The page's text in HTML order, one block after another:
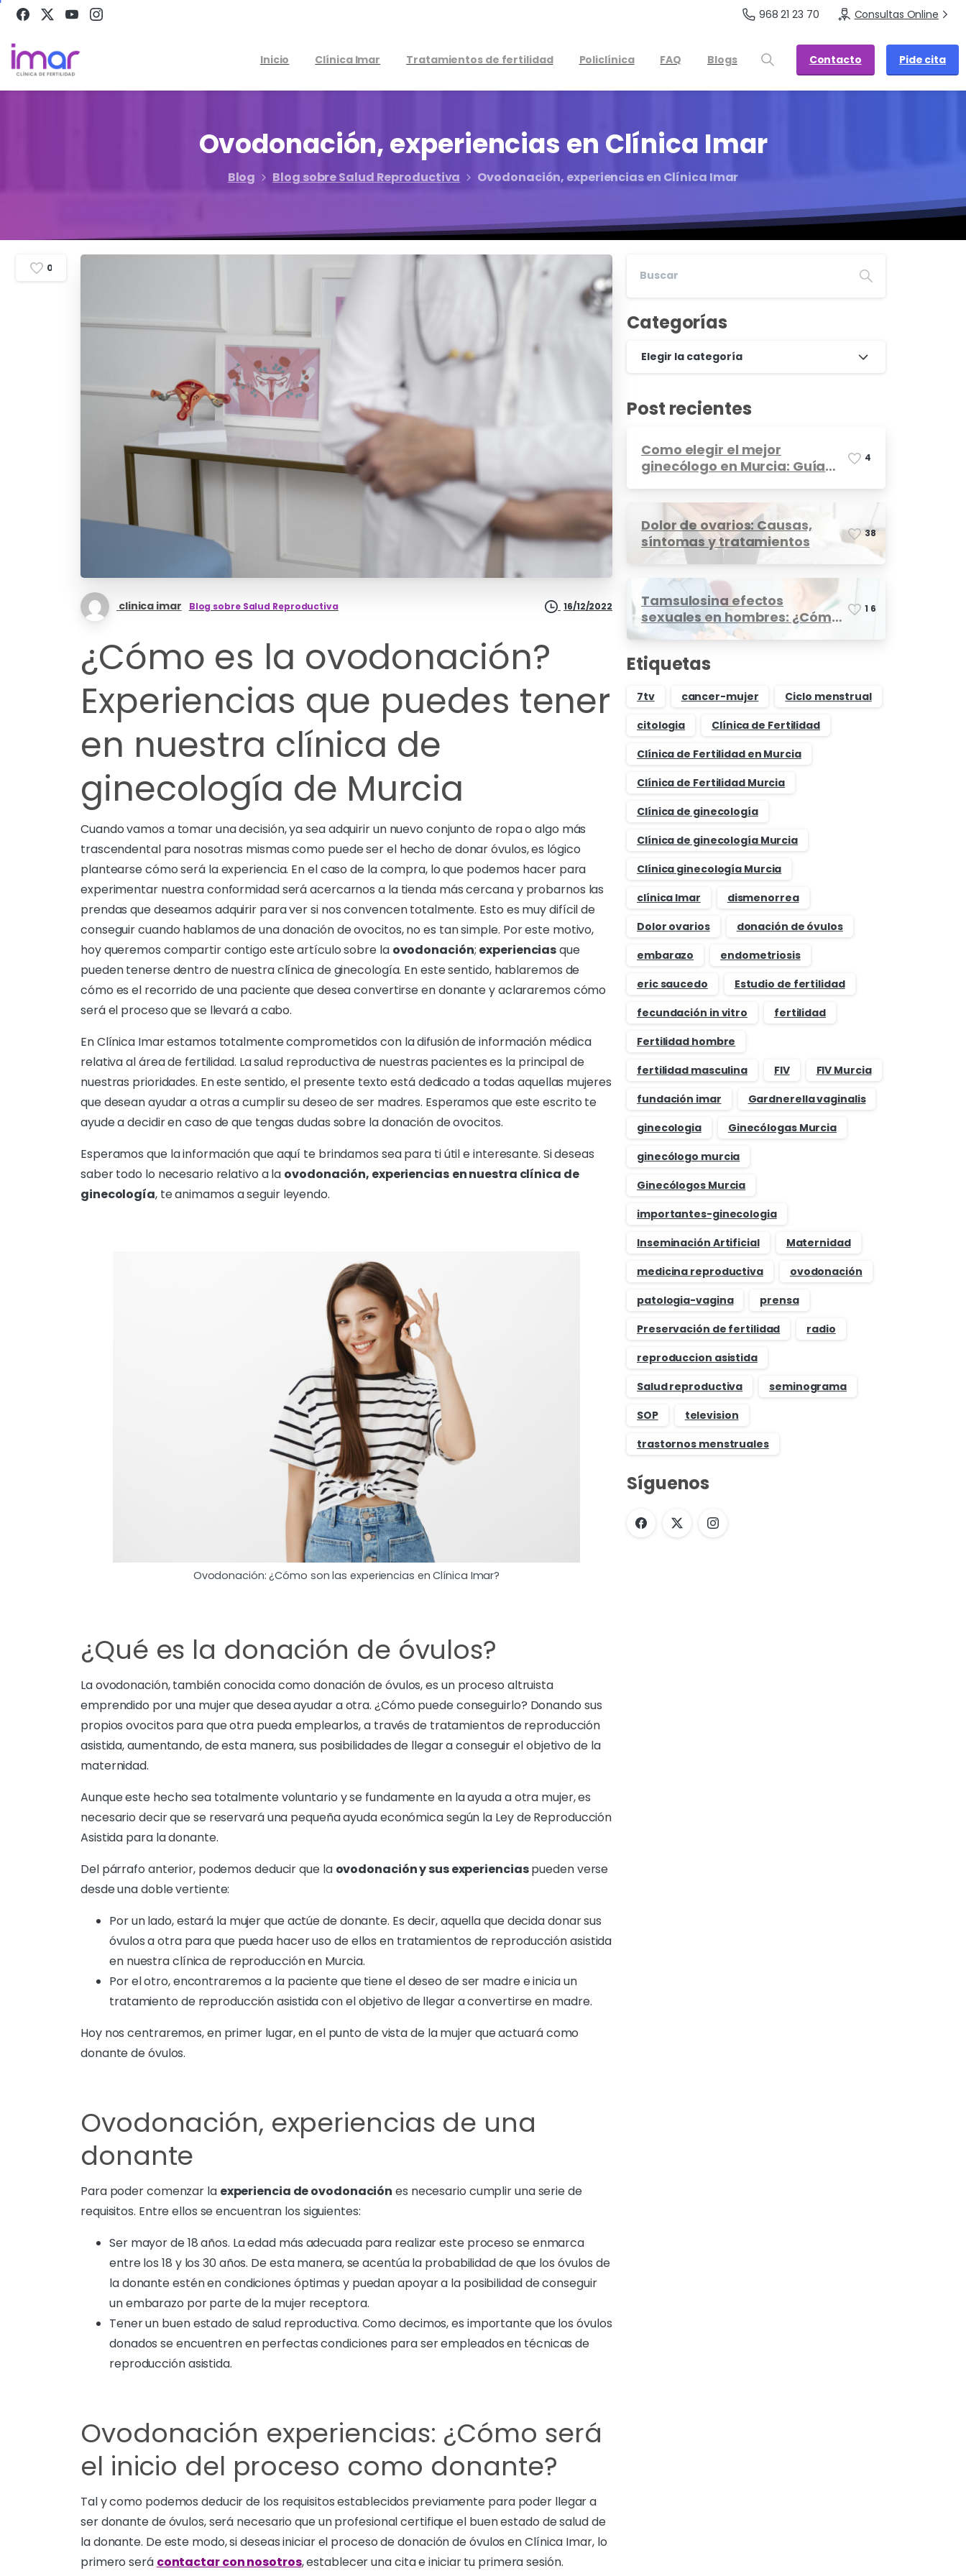
968 21 23 70 Consultas Online
Inicio Clínica Imar Tratamientos de fertilidad Policlínica FAQ Blogs Contacto Pide cita
Ovodonación,experiencias en Clínica Imar
Blog Blog sobre Salud Reproductiva Ovodonación, experiencias en Clínica Imar
clinica imar Blog sobre Salud Reproductiva 16/12/2022
¿Cómo es la ovodonación?
Experiencias que puedes tener
en nuestra clínica de
ginecología de Murcia
Cuando vamos a tomar una decisión, ya sea adquirir un nuevo conjunto de ropa o algo más
trascendental para nosotras mismas como puede ser el hecho de donar óvulos, es lógico
plantearse cómo será la experiencia. En el caso de la compra, lo que podemos hacer para
experimentar nuestra conformidad será acercarnos a la tienda más cercana y probarnos las
prendas que deseamos adquirir para ver si nos convencen totalmente. Esto es muy difícil de
conseguir cuando hablamos de una donación de ovocitos, no es tan simple. Por este motivo,
hoy queremos compartir contigo este artículo sobre la ovodonación; experienciasque
pueden tenerse dentro de nuestra clínica de ginecología. En este sentido, hablaremos de
cómo es el recorrido de una paciente que desea convertirse en donante y aclararemos cómo
será el proceso que se llevará a cabo.
En Clínica Imar estamos totalmente comprometidos con la difusión de información médica
relativa al área de fertilidad. La salud reproductiva de nuestras pacientes es la principal de
nuestras prioridades. En este sentido, el presente texto está dedicado a todas aquellas mujeres
que desean ayudar a otras a cumplir su deseo de ser madres. Esperamos que este escrito te
ayude a decidir en caso de que tengas dudas sobre la donación de ovocitos.
Esperamos que la información que aquí te brindamos sea para ti útil e interesante. Si deseas
saber todo lo necesario relativo a la ovodonación, experiencias en nuestra clínica de
ginecología, te animamos a seguir leyendo.
Ovodonación: ¿Cómo son las experiencias en Clínica Imar?
¿Qué es la donación de óvulos?
La ovodonación, también conocida como donación de óvulos, es un proceso altruista
emprendido por una mujer que desea ayudar a otra. ¿Cómo puede conseguirlo? Donando sus
propios ovocitos para que otra pueda emplearlos, a través de tratamientos de reproducción
asistida, aumentando, de esta manera, sus posibilidades de llegar a conseguir el objetivo de la
maternidad.
Aunque este hecho sea totalmente voluntario y se fundamente en la ayuda a otra mujer, es
necesario decir que se reservará una pequeña ayuda económica según la Ley de Reproducción
Asistida para la donante.
Del párrafo anterior, podemos deducir que la ovodonación y sus experienciaspueden verse
desde una doble vertiente:
Por un lado, estará la mujer que actúe de donante. Es decir, aquella que decida donar sus
óvulos a otra para que pueda hacer uso de ellos en tratamientos de reproducción asistida
en nuestra clínica de reproducción en Murcia.
Por el otro, encontraremos a la paciente que tiene el deseo de ser madre e inicia un
tratamiento de reproducción asistida con el objetivo de llegar a convertirse en madre.
Hoy nos centraremos, en primer lugar, en el punto de vista de la mujer que actuará como
donante de óvulos.
Ovodonación, experiencias de una
donante
Para poder comenzar la experiencia de ovodonación es necesario cumplir una serie de
requisitos. Entre ellos se encuentran los siguientes:
Ser mayor de 18 años. La edad más adecuada para realizar este proceso se enmarca
entre los 18 y los 30 años. De esta manera, se acentúa la probabilidad de que los óvulos de
la donante estén en condiciones óptimas y puedan apoyar a la posibilidad de conseguir
un embarazo por parte de la mujer receptora.
Tener un buen estado de salud reproductiva. Como decimos, es importante que los óvulos
donados se encuentren en perfectas condiciones para ser empleados en técnicas de
reproducción asistida.
Ovodonación experiencias: ¿Cómo será
el inicio del proceso como donante?
Tal y como podemos deducir de los requisitos establecidos previamente para poder llegar a
ser donante de óvulos, será necesario que un profesional certifique el buen estado de salud de
la donante. De este modo, si deseas iniciar el proceso de donación de óvulos en Clínica Imar, lo
primero será contactar con nosotros, establecer una cita e iniciar tu primera sesión.
0
Categorías
Elegir la categoría
Post recientes
Como elegir el mejor
ginecólogo en Murcia: Guía
4
Dolor de ovarios: Causas,
síntomas y tratamientos
38
Tamsulosina efectos
sexuales en hombres: ¿Cómo
afecta?
1 6
Etiquetas
7tv cancer-mujer
Ciclo menstrual
citologia
Clínica de Fertilidad
Clínica de Fertilidad en Murcia
Clínica de Fertilidad Murcia
Clínica de ginecología
Clínica de ginecología Murcia
Clínica ginecología Murcia
clínica Imar
dismenorrea
Dolor ovarios
donación de óvulos
embarazo
endometriosis
eric saucedo
Estudio de fertilidad
fecundación in vitro
fertilidad
Fertilidad hombre
fertilidad masculina
FIV
FIV Murcia
fundación imar
Gardnerella vaginalis
ginecologia
Ginecólogas Murcia
ginecólogo murcia
Ginecólogos Murcia
importantes-ginecologia
Inseminación Artificial
Maternidad
medicina reproductiva
ovodonación
patologia-vagina
prensa
Preservación de fertilidad
radio
reproduccion asistida
Salud reproductiva
seminograma
SOP
television
trastornos menstruales
Síguenos